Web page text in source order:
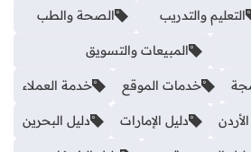
التعليم والتدريب الصحة والطب
المبيعات والتسويق
خدمات الموقع خدمة العملاء
دليل الإمارات دليل البحرين